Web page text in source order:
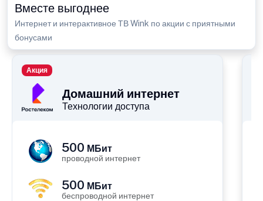
Вместе выгоднее
Интернет и интерактивное ТВ Wink по акции с приятными
бонусами
Домашний интернет
Технологии доступа
Акция
500 МБит
проводной интернет
500 МБит
беспроводной интернет